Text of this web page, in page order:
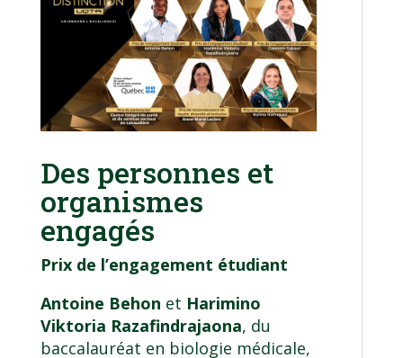
Des personnes et
organismes
engagés
Prix de l’engagement étudiant
Antoine Behon et Harimino
Viktoria Razafindrajaona, du
baccalauréat en biologie médicale,